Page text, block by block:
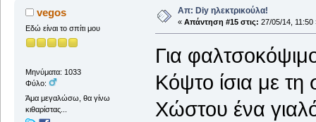
vegos
Εδώ είναι το σπίτι μου
Μηνύματα: 1033
Φύλο:
Άμα μεγαλώσω, θα γίνω
κιθαρίστας...
Απ: Diy ηλεκτρικούλα!
« Απάντηση #15 στις: 27/05/14, 11:50
Για
Κόψτο ίσια με
Χώστου ένα